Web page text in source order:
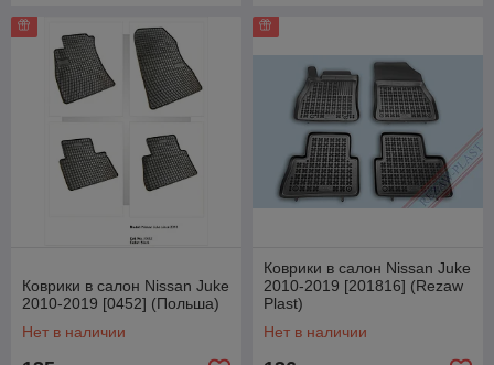
Коврики в салон Nissan Juke
2010-2019 [0452] (Польша)
Нет в наличии
Коврики в салон Nissan Juke
2010-2019 [201816] (Rezaw
Plast)
Нет в наличии